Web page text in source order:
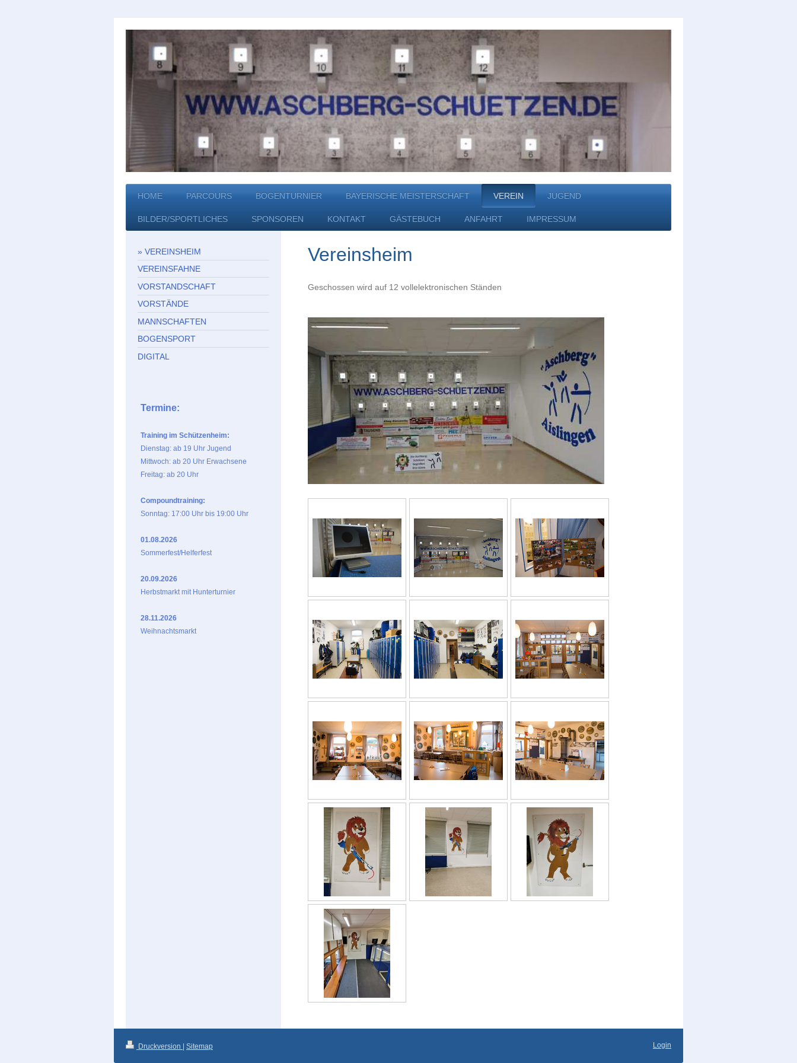
HOME PARCOURS BOGENTURNIER BAYERISCHE MEISTERSCHAFT VEREIN JUGEND
BILDER/SPORTLICHES SPONSOREN KONTAKT GÄSTEBUCH ANFAHRT IMPRESSUM
Vereinsheim
Geschossen wird auf 12 vollelektronischen Ständen
VEREINSHEIM
VEREINSFAHNE
VORSTANDSCHAFT
VORSTÄNDE
MANNSCHAFTEN
BOGENSPORT
DIGITAL
Termine:
Training im Schützenheim:
Dienstag: ab 19 Uhr Jugend
Mittwoch: ab 20 Uhr Erwachsene
Freitag: ab 20 Uhr
Compoundtraining:
Sonntag: 17:00 Uhr bis 19:00 Uhr
01.08.2026
Sommerfest/Helferfest
20.09.2026
Herbstmarkt mit Hunterturnier
28.11.2026
Weihnachtsmarkt
Druckversion Sitemap Login